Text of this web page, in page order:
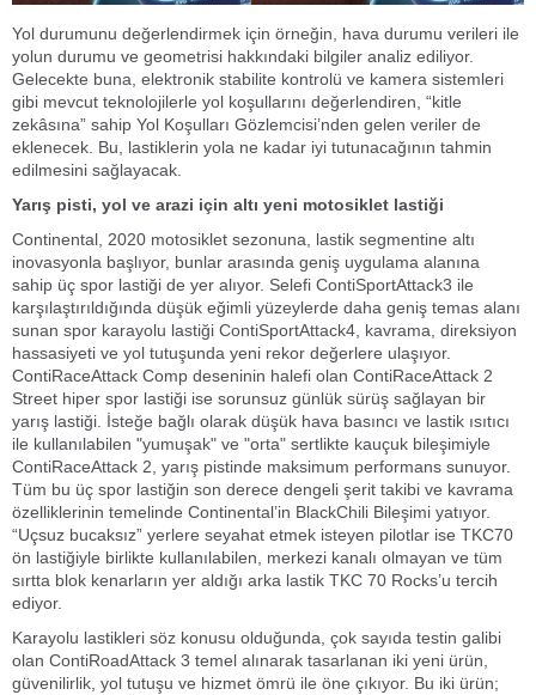
Yol durumunu değerlendirmek için örneğin, hava durumu verileri ile
yolun durumu ve geometrisi hakkındaki bilgiler analiz ediliyor.
Gelecekte buna, elektronik stabilite kontrolü ve kamera sistemleri
gibi mevcut teknolojilerle yol koşullarını değerlendiren, “kitle
zekâsına” sahip Yol Koşulları Gözlemcisi’nden gelen veriler de
eklenecek. Bu, lastiklerin yola ne kadar iyi tutunacağının tahmin
edilmesini sağlayacak.
Yarış pisti, yol ve arazi için altı yeni motosiklet lastiği
Continental, 2020 motosiklet sezonuna, lastik segmentine altı
inovasyonla başlıyor, bunlar arasında geniş uygulama alanına
sahip üç spor lastiği de yer alıyor. Selefi ContiSportAttack3 ile
karşılaştırıldığında düşük eğimli yüzeylerde daha geniş temas alanı
sunan spor karayolu lastiği ContiSportAttack4, kavrama, direksiyon
hassasiyeti ve yol tutuşunda yeni rekor değerlere ulaşıyor.
ContiRaceAttack Comp deseninin halefi olan ContiRaceAttack 2
Street hiper spor lastiği ise sorunsuz günlük sürüş sağlayan bir
yarış lastiği. İsteğe bağlı olarak düşük hava basıncı ve lastik ısıtıcı
ile kullanılabilen "yumuşak" ve "orta" sertlikte kauçuk bileşimiyle
ContiRaceAttack 2, yarış pistinde maksimum performans sunuyor.
Tüm bu üç spor lastiğin son derece dengeli şerit takibi ve kavrama
özelliklerinin temelinde Continental’in BlackChili Bileşimi yatıyor.
“Uçsuz bucaksız” yerlere seyahat etmek isteyen pilotlar ise TKC70
ön lastiğiyle birlikte kullanılabilen, merkezi kanalı olmayan ve tüm
sırtta blok kenarların yer aldığı arka lastik TKC 70 Rocks’u tercih
ediyor.
Karayolu lastikleri söz konusu olduğunda, çok sayıda testin galibi
olan ContiRoadAttack 3 temel alınarak tasarlanan iki yeni ürün,
güvenilirlik, yol tutuşu ve hizmet ömrü ile öne çıkıyor. Bu iki ürün;